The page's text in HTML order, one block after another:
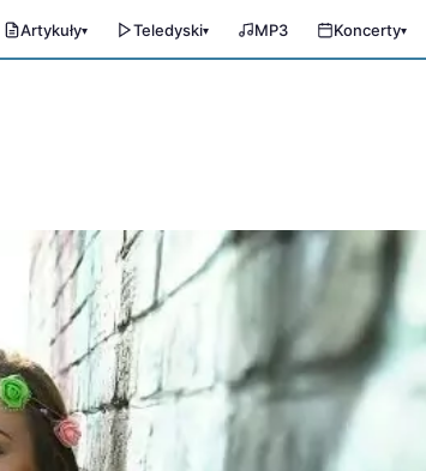
Artykuły▾ Teledyski▾ MP3 Koncerty▾